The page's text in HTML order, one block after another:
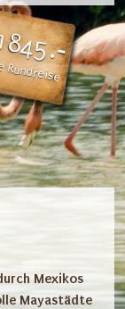
Mexikos
Mayastädte